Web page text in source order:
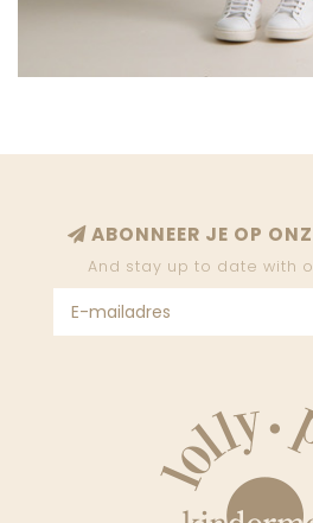
ABONNEER JE OP
And stay up to date with